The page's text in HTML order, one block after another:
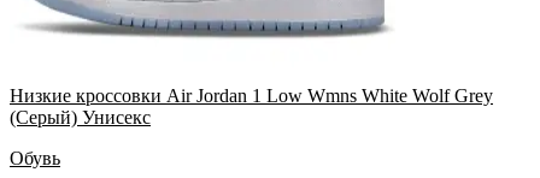
Низкие кроссовки Air Jordan 1 Low Wmns White Wolf Grey
(Серый) Унисекс
Обувь